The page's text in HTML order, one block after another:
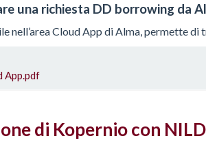
una richiesta DD borrowing da
nell’area Cloud App di Alma, permette di
App.pdf
di Kopernio con